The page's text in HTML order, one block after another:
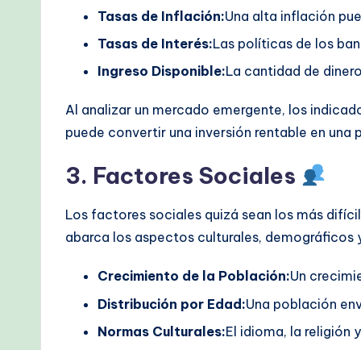
Tasas de Inflación:Una alta inflación
Tasas de Interés:Las políticas de los
Ingreso Disponible:La cantidad de
Al analizar un mercado emergente, los
puede convertir una inversión rentable en
3. Factores Sociales
Los factores sociales quizá sean los más
abarca los aspectos culturales, demográficos
Crecimiento de la Población:Un
Distribución por Edad:Una población
Normas Culturales:El idioma, la religión